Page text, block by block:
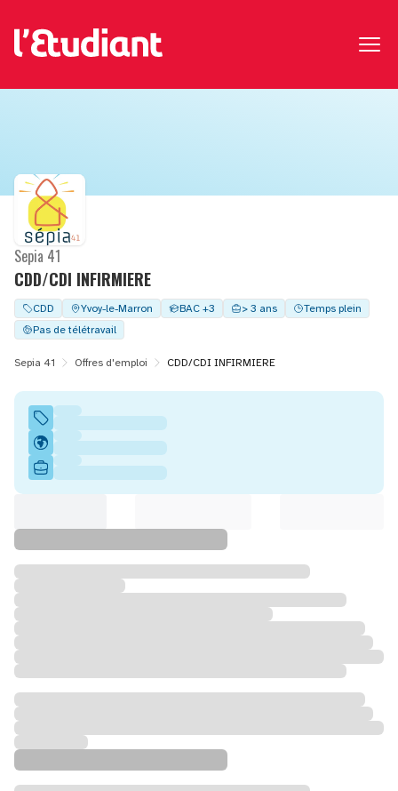
CDD/CDI INFIRMIERE
Sepia 41
CDD Yvoy-le-Marron BAC +3 > 3 ans
Temps plein
Pas de télétravail
Sepia 41 Offres d'emploi CDD/CDI INFIRMIERE